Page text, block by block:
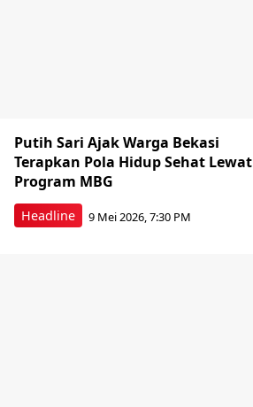
Headline
Putih Sari Ajak Warga Bekasi
Terapkan Pola Hidup Sehat Lewat
Program MBG
9 Mei 2026, 7:30 PM